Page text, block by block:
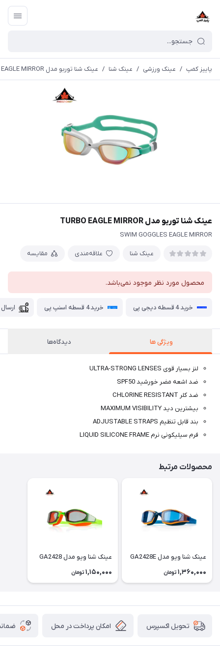
پاییز کمپ / عینک ورزشی / عینک شنا / عینک شنا توربو مدل TURBO EAGLE MIRROR
عینک شنا توربو مدل TURBO EAGLE MIRROR
SWIM GOGGLES EAGLE MIRROR
عینک شنا علاقه‌مندی مقایسه
محصول مورد نظر موجود نمی‌باشد.
خرید 4 قسطه دیجی پی خرید 4 قسطه اسنپ پی
ویژگی ها دیدگاه‌ها
لنز بسیار قوی ULTRA-STRONG LENSES
ضد اشعه مضر خورشید SPF50
ضد کلر CHLORINE RESISTANT
بیشترین دید MAXIMUM VISIBILITY
بند قابل تنظیم ADJUSTABLE STRAPS
فرم سیلیکونی نرم LIQUID SILICONE FRAME
محصولات مرتبط
عینک شنا ویو مدل GA2428E
1,360,000 تومان
عینک شنا ویو مدل GA2428
1,150,000 تومان
تحویل اکسپرس امکان پرداخت در محل